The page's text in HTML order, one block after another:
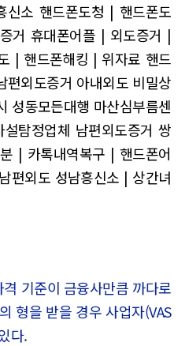
신소 핸드폰도청 | 핸드폰도
거 휴대폰어플 | 외도증거 |
| 핸드폰해킹 | 위자료 핸드
편외도증거 아내외도 비밀상
성동모든대행 마산심부름센
탐정업체 남편외도증거 쌍
| 카톡내역복구 | 핸드폰어
편외도 성남흥신소 | 상간녀
기준이 금융사만큼 까다로
형을 받을 경우 사업자(VAS
다.